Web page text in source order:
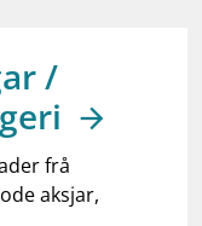
/
frå
aksjar,